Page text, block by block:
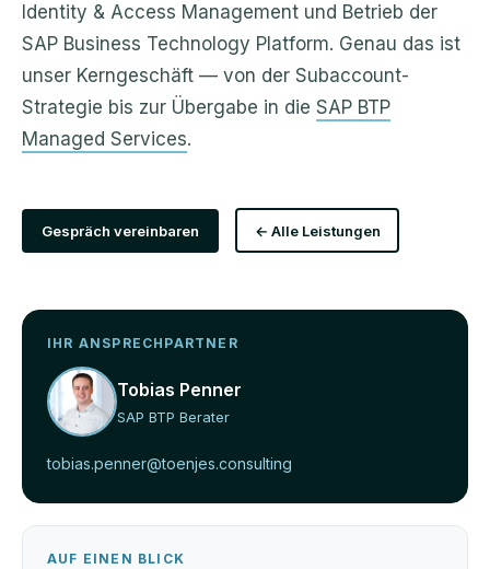
Identity & Access Management und Betrieb der
SAP Business Technology Platform. Genau das ist
unser Kerngeschäft — von der Subaccount-
Strategie bis zur Übergabe in die SAP BTP
Managed Services.
Gespräch vereinbaren ← Alle Leistungen
IHR ANSPRECHPARTNER
Tobias Penner
SAP BTP Berater
tobias.penner@toenjes.consulting
AUF EINEN BLICK